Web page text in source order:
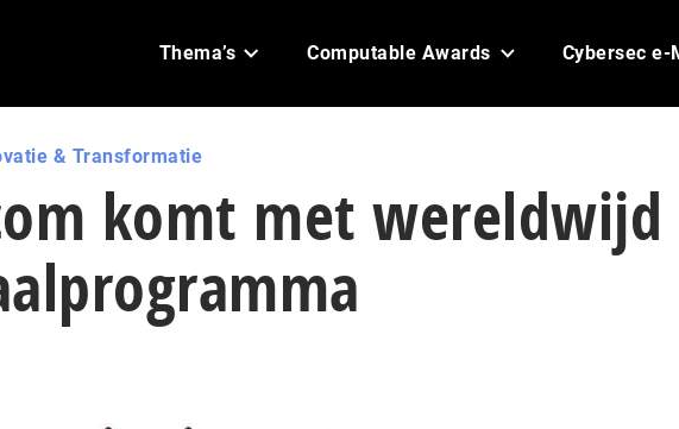
Thema’s Computable Awards Cybersec e-
& Transformatie
komt met wereldwijd